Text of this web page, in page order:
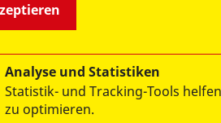
Analyse und Statistiken
Statistik- und Tracking-Tools
zu optimieren.